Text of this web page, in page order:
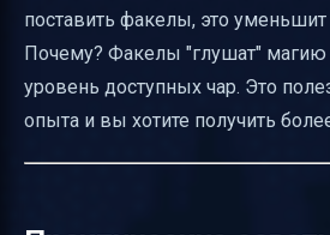
поставить факелы, это уменьшит
Почему? Факелы "глушат" магию
уровень доступных чар. Это
опыта и вы хотите получить